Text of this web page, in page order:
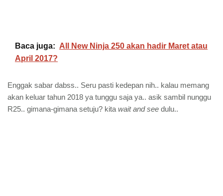
Baca juga: All New Ninja 250 akan hadir Maret atau
April 2017?
Enggak sabar dabss.. Seru pasti kedepan nih.. kalau memang
akan keluar tahun 2018 ya tunggu saja ya.. asik sambil nunggu
R25.. gimana-gimana setuju? kita wait and see dulu..